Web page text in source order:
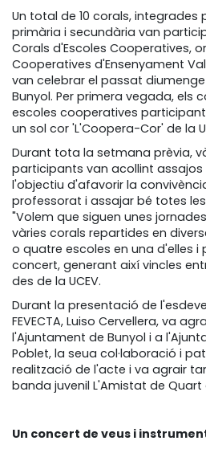
Un total de 10 corals, integrades
primària i secundària van
Corals d'Escoles Cooperatives,
Cooperatives d'Ensenyament
van celebrar el passat
Bunyol. Per primera vegada, els
escoles cooperatives
un sol cor 'L'Coopera-Cor' de la
Durant tota la setmana prèvia,
participants van acollint
l'objectiu d'afavorir la
professorat i assajar bé totes
"Volem que siguen unes
vàries corals repartides en
o quatre escoles en una d'elles i
concert, generant així vincles
des de la UCEV.
Durant la presentació de
FEVECTA, Luiso Cervellera, va
l'Ajuntament de Bunyol i a
Poblet, la seua col·laboració i
realització de l'acte i va agrair
banda juvenil L'Amistat de Quart
Un concert de veus i